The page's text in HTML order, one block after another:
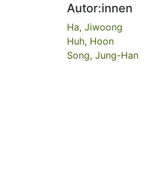
Autor:innen
Ha, Jiwoong
Huh, Hoon
Song, Jung-Han